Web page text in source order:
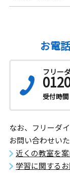
お電
フリー
受付時間
なお、フリーダ
お問い合わせいた
近くの教室を
学習に関する